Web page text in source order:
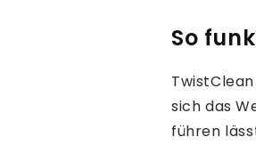
So
sich das
führen